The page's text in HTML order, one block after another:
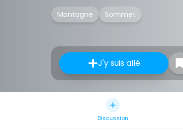
Montagne Sommet
J'y suis allé
Discussion